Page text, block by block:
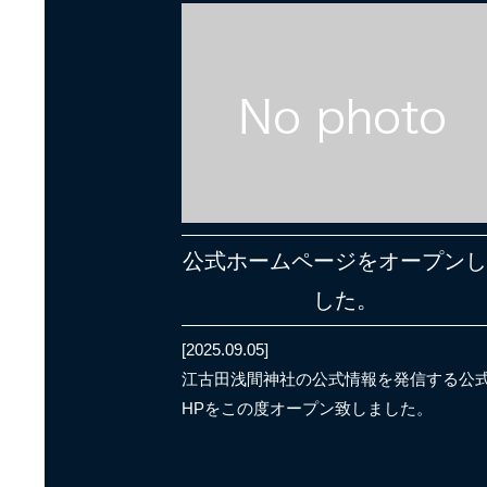
公式ホームページをオープン
した。
[2025.09.05]
江古田浅間神社の公式情報を発信する公
HPをこの度オープン致しました。